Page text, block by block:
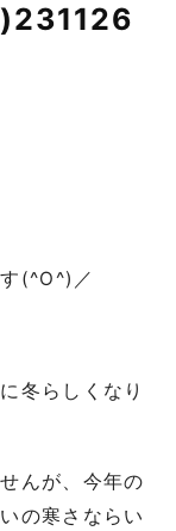
(^O^)／
冬らしくなり
んが、今年の
の寒さならい